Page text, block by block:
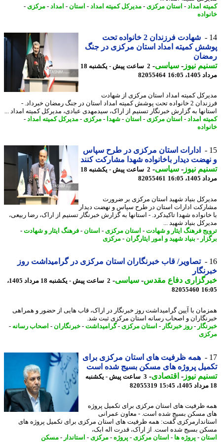
امداد -استان مرکزی - مدیرکل کمیته امداد -استان-امداد -مرکزی -
شهادت فرزندان 2 خانواده تحت
کمیته امداد استان مرکزی در جنگ
نیوز-سیاسی-
2 ساعت پیش - یکشنبه 18
16:05
82055464
کمیته امداد استان مرکزی از شهادت
فرزندان 2 خانواده تحت پوشش کمیته امداد استان در جنگ رمضان خبرداد. -
به گزارش خبرنگار تسنیم از اراک، سیدمهدی عبادی، مدیرکل کمیته امداد ...
امداد -استان مرکزی - استان-شهدا-مرکزی - مدیرکل کمیته امداد -
ادارات استان مرکزی در طرح سپاس
دیدار باخانواده شهدا مشارکت کنند
نیوز-سیاسی-
2 ساعت پیش - یکشنبه 18
16:05
82055461
بنیاد شهید استان مرکزی بر ضرورت
ادارات استان در طرح سپاس و نهضت دیدار
شهدا تاکیدکرد. - استانها به گزارش خبرنگار تسنیم از اراک، رضا ربیعی،
بنیاد شهید ...
فرهنگ ایثار و شهادت-استان مرکزی - استان-فرهنگ ایثار و شهادت-
- بنیاد شهید و امور ایثارگران- مرکزی
تصاویر/ قاب خبرنگاران استان مرکزی در گرامیداشت روز
دفاع مقدس-سیاسی-
2 ساعت پیش - یکشنبه 18 مرداد 1405،
82055460
با آیین گرامیداشت روز خبرنگار در اراک، قاب هایی از حضور و همراهی
و اصحاب رسانه استان مرکزی ثبت شد.
-روز خبرنگار -استان مرکزی - گرامیداشت -خبرنگاران- اصحاب رسانه-
همه ظرفیت های استان مرکزی برای
پروژه های مسکن بسیج شده است
نیوز-اقتصادی- 3 ساعت پیش - یکشنبه
82055319
ظرفیت های استان مرکزی برای تکمیل پروژه
مسکن بسیج شده است. - معاون عمرانی
گفت: همه ظرفیت های استان مرکزی برای تکمیل پروژه های
بسیج شده است. از اراک، قدرت اله ابک،
-پروژه ها - استان مرکزی - پروژه-مرکزی - استاندار-مسکن